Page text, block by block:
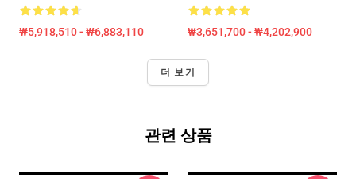
₩5,918,510 - ₩6,883,110 ₩3,651,700 - ₩4,202,900
더 보기
관련 상품